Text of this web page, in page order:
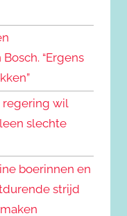
“Ergens
regering wil
slechte
boerinnen en
strijd